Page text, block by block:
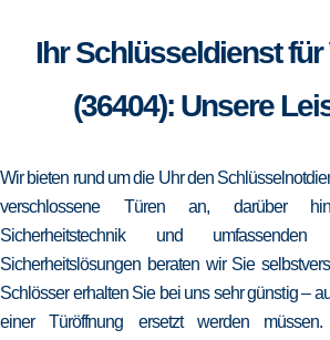
Ihr Schlüsseldienst
(36404): Unsere
Wir bieten rund um die Uhr den
verschlossene Türen an, darüber
Sicherheitstechnik und umfassenden
Sicherheitslösungen beraten wir Sie
Schlösser erhalten Sie bei uns sehr günstig –
einer Türöffnung ersetzt werden